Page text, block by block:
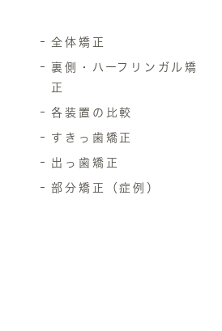
全体矯正
裏側・ハーフリンガル矯
正
各装置の比較
すきっ歯矯正
出っ歯矯正
部分矯正（症例）